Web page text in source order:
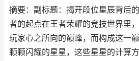
摘要：副标题：揭开段位星辰背后
者的起点在王者荣耀的竞技世界里
玩家心之所向的巅峰，而构成这一
颗颗闪耀的星星，这些星星的计算